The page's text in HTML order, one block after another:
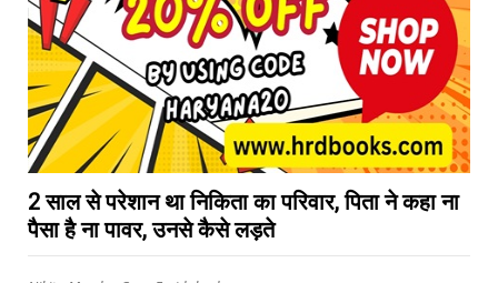
2 साल से परेशान था निकिता का परिवार, पिता ने कहा ना
पैसा है ना पावर, उनसे कैसे लड़ते